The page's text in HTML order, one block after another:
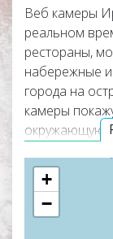
Веб камеры
реальном
рестораны,
набережные и
города на
камеры
окружающую
камеры
них
Популярные
части
+
−